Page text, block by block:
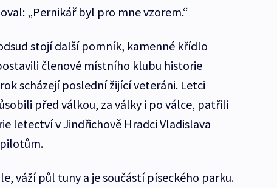
„Pernikář byl pro mne vzorem.“
stojí další pomník, kamenné křídlo
členové místního klubu historie
scházejí poslední žijící veteráni. Letci
před válkou, za války i po válce, patřili
letectví v Jindřichově Hradci Vladislava
váží půl tuny a je součástí píseckého parku.